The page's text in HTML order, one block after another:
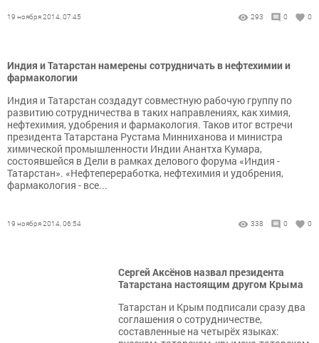
19 ноября 2014, 07:45 293 0 0
Индия и Татарстан намерены сотрудничать в нефтехимии и
фармакологии
Индия и Татарстан создадут совместную рабочую группу по
развитию сотрудничества в таких направлениях, как химия,
нефтехимия, удобрения и фармакология. Таков итог встречи
президента Татарстана Рустама Минниханова и министра
химической промышленности Индии Анантха Кумара,
состоявшейся в Дели в рамках делового форума «Индия -
Татарстан». «Нефтепереработка, нефтехимия и удобрения,
фармакология - все...
19 ноября 2014, 06:54 338 0 0
Сергей Аксёнов назвал президента
Татарстана настоящим другом Крыма
Татарстан и Крым подписали сразу два
соглашения о сотрудничестве,
составленные на четырёх языках: